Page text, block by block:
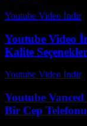
Youtube Video İndir-
Youtube Video
Kalite
Youtube Video İndir-
Youtube
Bir Cep